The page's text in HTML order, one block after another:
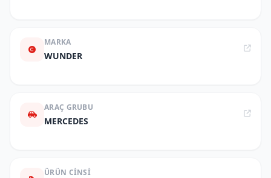
MARKA
WUNDER
ARAÇ GRUBU
MERCEDES
ÜRÜN CINSI